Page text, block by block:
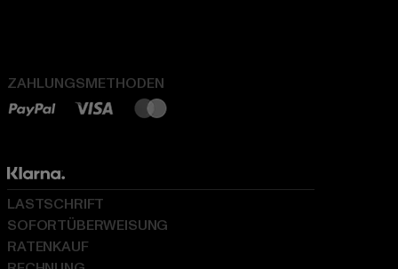
ZAHLUNGSMETHODEN
LASTSCHRIFT
SOFORTÜBERWEISUNG
RATENKAUF